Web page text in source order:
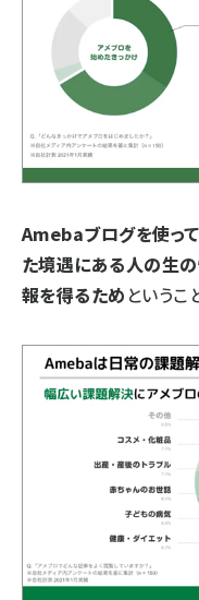
Amebaブログを使っ
た境遇にある人の生
報を得るため というこ